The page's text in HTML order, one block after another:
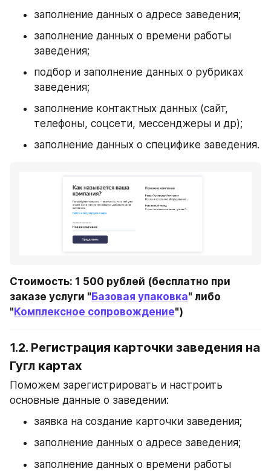
заполнение данных о адресе заведения;
заполнение данных о времени работы
заведения;
подбор и заполнение данных о рубриках
заведения;
заполнение контактных данных (сайт,
телефоны, соцсети, мессенджеры и др);
заполнение данных о специфике заведения.
Стоимость: 1 500 рублей (бесплатно при
заказе услуги "Базовая упаковка" либо
"Комплексное сопровождение")
1.2. Регистрация карточки заведения на
Гугл картах
Поможем зарегистрировать и настроить
основные данные о заведении:
заявка на создание карточки заведения;
заполнение данных о адресе заведения;
заполнение данных о времени работы